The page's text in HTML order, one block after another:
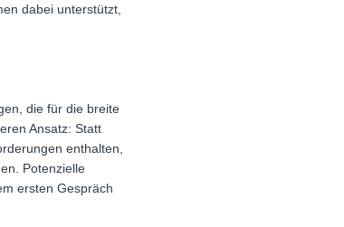
dabei unterstützt,
die für die breite
Ansatz: Statt
enthalten,
Potenzielle
ersten Gespräch